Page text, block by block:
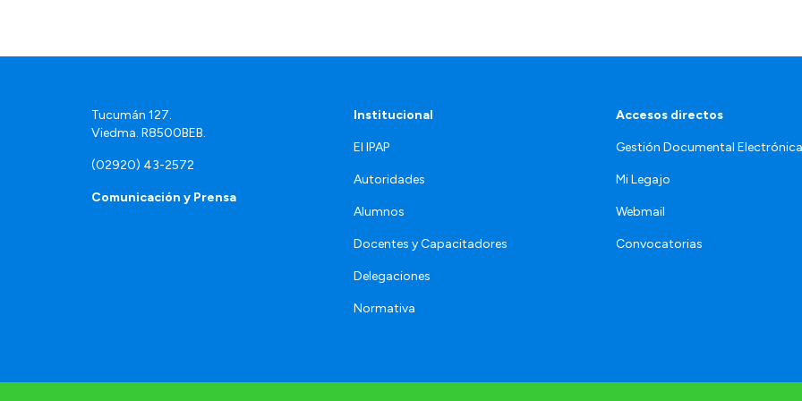
Tucumán 127.
Viedma. R8500BEB.
(02920) 43-2572
Comunicación y Prensa
Institucional
El IPAP
Autoridades
Alumnos
Docentes y Capacitadores
Delegaciones
Normativa
Accesos directos
Gestión Documental Electrónica
Mi Legajo
Webmail
Convocatorias